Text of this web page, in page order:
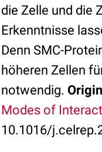
die Zelle und die
Erkenntnisse
Denn SMC-
höheren Zellen
notwendig.
Modes of
10.1016/